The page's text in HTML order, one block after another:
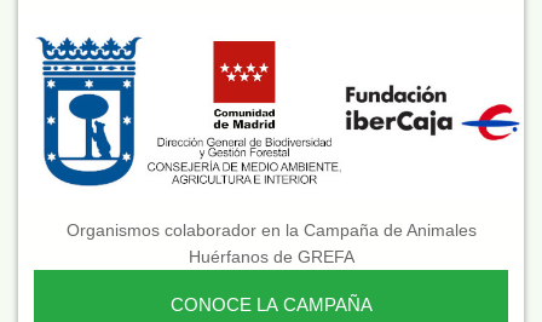
Organismos colaborador en la Campaña de Animales
Huérfanos de GREFA
CONOCE LA CAMPAÑA